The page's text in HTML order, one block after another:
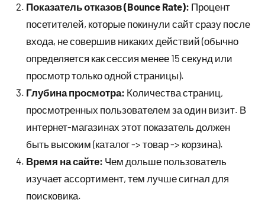
Показатель отказов (Bounce Rate): Процент
посетителей, которые покинули сайт сразу после
входа, не совершив никаких действий (обычно
определяется как сессия менее 15 секунд или
просмотр только одной страницы).
Глубина просмотра: Количества страниц,
просмотренных пользователем за один визит. В
интернет-магазинах этот показатель должен
быть высоким (каталог -> товар -> корзина).
Время на сайте: Чем дольше пользователь
изучает ассортимент, тем лучше сигнал для
поисковика.